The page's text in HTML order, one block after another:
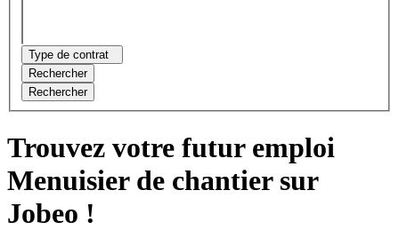
Type de contrat
Rechercher
Rechercher
Trouvez votre futur emploi
Menuisier de chantier sur
Jobeo !